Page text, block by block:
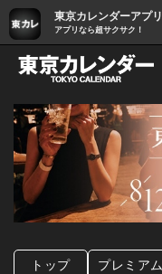
東京カレンダーアプリ
アプリなら超サクサク！
トップ プレミアム